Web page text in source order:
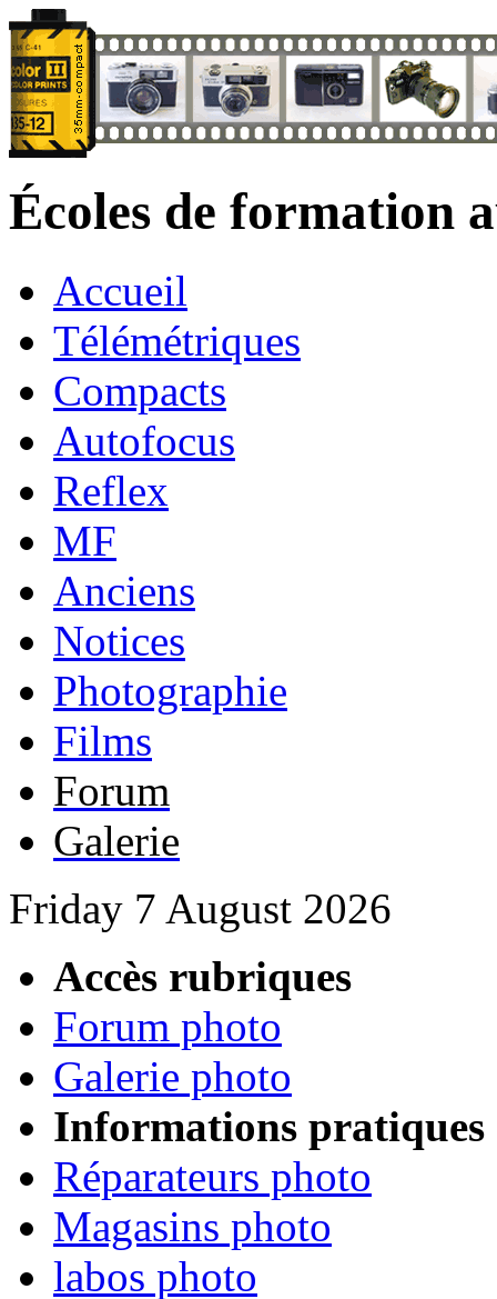
Écoles de formation
Accueil
Télémétriques
Compacts
Autofocus
Reflex
MF
Anciens
Notices
Photographie
Films
Forum
Galerie
Friday 7 August 2026
Accès rubriques
Forum photo
Galerie photo
Informations pratiques
Réparateurs photo
Magasins photo
labos photo